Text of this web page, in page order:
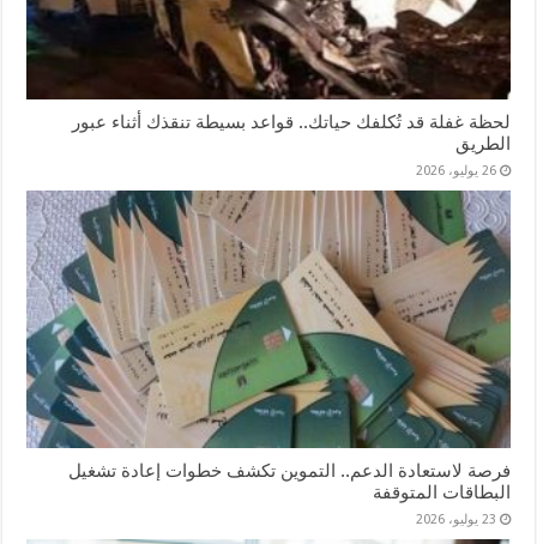
لحظة غفلة قد تُكلفك حياتك.. قواعد بسيطة تنقذك أثناء عبور
الطريق
26 يوليو، 2026
فرصة لاستعادة الدعم.. التموين تكشف خطوات إعادة تشغيل
البطاقات المتوقفة
23 يوليو، 2026